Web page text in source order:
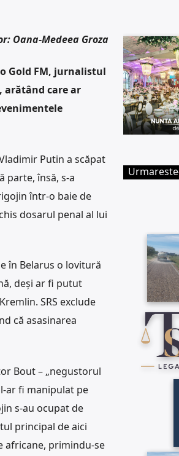
Oana-Medeea Groza
Gold FM, jurnalistul
arătând care ar
Putin a scăpat
parte, însă, s-a
într-o baie de
dosarul penal al lui
în Belarus o lovitură
deși ar fi putut
SRS exclude
că asasinarea
Bout – „negustorul
ar fi manipulat pe
s-au ocupat de
principal de aici
africane, primindu-se